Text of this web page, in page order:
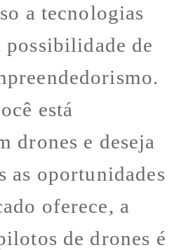
a tecnologias
possibilidade de
está
drones e deseja
as oportunidades
oferece, a
de drones é